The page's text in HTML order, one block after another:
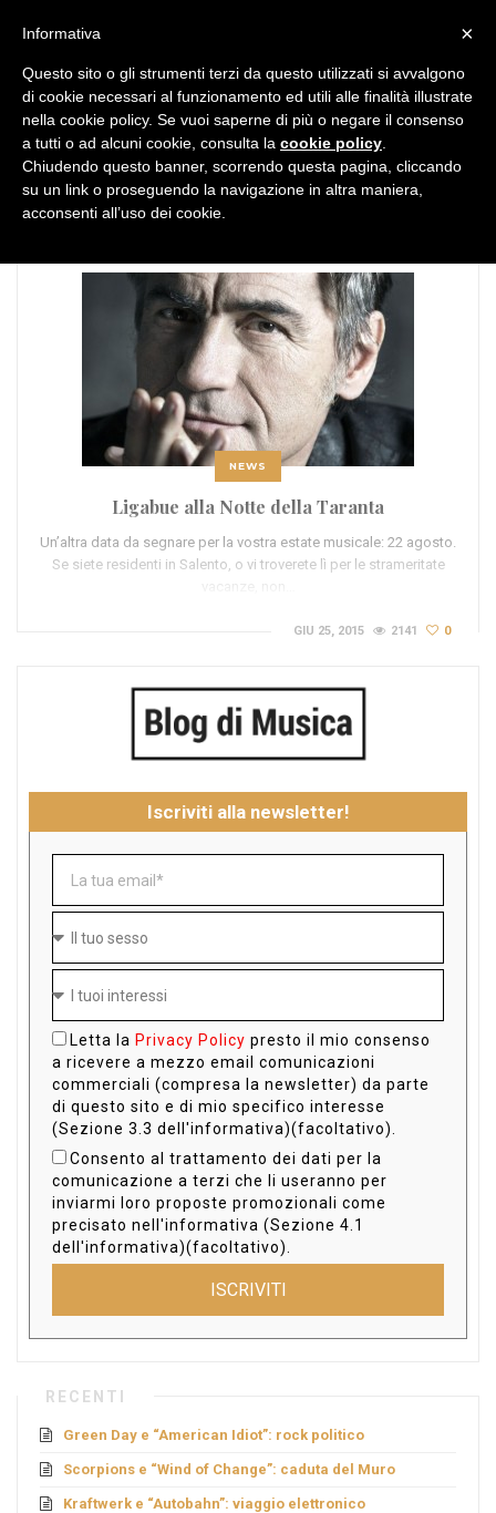
TAG: Melpignano
NEWS
Ligabue alla Notte della Taranta
Un’altra data da segnare per la vostra estate musicale: 22 agosto.
Se siete residenti in Salento, o vi troverete lì per le strameritate
GIU 25, 2015 2141 0
Iscriviti alla newsletter!
Letta la Privacy Policy presto il mio consenso
a ricevere a mezzo email comunicazioni
commerciali (compresa la newsletter) da parte
di questo sito e di mio specifico interesse
(Sezione 3.3 dell'informativa)(facoltativo).
Consento al trattamento dei dati per la
comunicazione a terzi che li useranno per
inviarmi loro proposte promozionali come
precisato nell'informativa (Sezione 4.1
dell'informativa)(facoltativo).
ISCRIVITI
RECENTI
Green Day e “American Idiot”: rock politico
Scorpions e “Wind of Change”: caduta del Muro
Kraftwerk e “Autobahn”: viaggio elettronico
×
Informativa
Questo sito o gli strumenti terzi da questo utilizzati si avvalgono
di cookie necessari al funzionamento ed utili alle finalità illustrate
nella cookie policy. Se vuoi saperne di più o negare il consenso
a tutti o ad alcuni cookie, consulta la cookie policy
Chiudendo questo banner, scorrendo questa pagina, cliccando
su un link o proseguendo la navigazione in altra maniera,
acconsenti all’uso dei cookie.